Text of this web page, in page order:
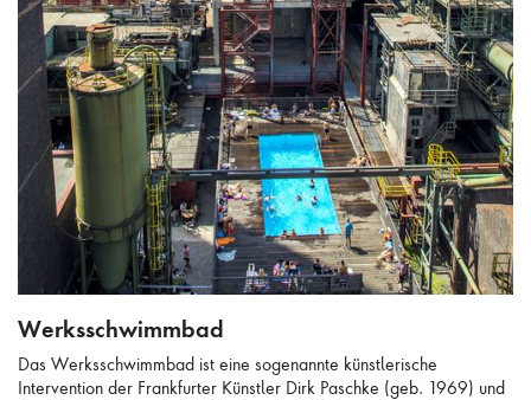
Werksschwimmbad
Das Werksschwimmbad ist eine sogenannte künstlerische
Intervention der Frankfurter Künstler Dirk Paschke (geb. 1969) und